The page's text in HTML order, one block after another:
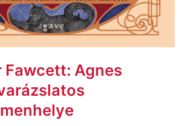
Fawcett: Agnes